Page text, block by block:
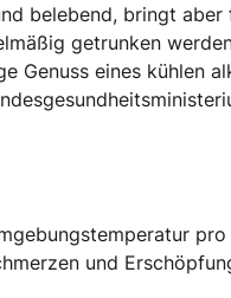
belebend, bringt
getrunken
Genuss eines kühlen
und